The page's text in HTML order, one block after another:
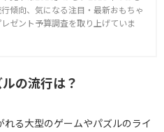
傾向、気になる注目・最新おもちゃ
ゼント予算調査を取り上げていま
の流行は？
る大型のゲームやパズルのライ